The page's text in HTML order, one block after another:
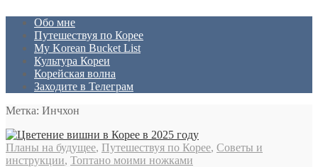
Обо мне
Путешествуя по Корее
My Korean Bucket List
Культура Кореи
Корейская волна
Заходите в Телеграм
Метка: Инчхон
Планы на будущее, Путешествуя по Корее, Советы и
инструкции, Топтано моими ножками